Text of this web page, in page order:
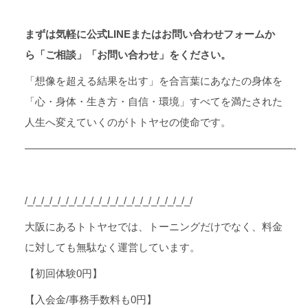
まずは気軽に公式LINEまたはお問い合わせフォームか
ら「ご相談」「お問い合わせ」をください。
「想像を超える結果を出す」を合言葉にあなたの身体を
「心・身体・生き方・自信・環境」すべてを満たされた
人生へ変えていくのがトトヤセの使命です。
——————————————————————————-
/_/_/_/_/_/_/_/_/_/_/_/_/_/_/_/_/_/_/_/_/
大阪にあるトトヤセでは、トーニングだけでなく、料金
に対しても無駄なく運営しています。
【初回体験0円】
【入会金/事務手数料も0円】